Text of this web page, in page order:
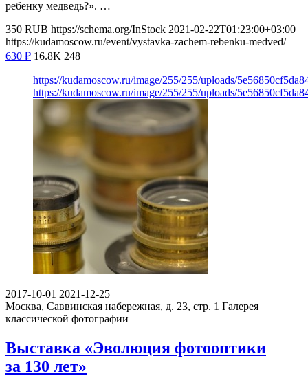
ребенку медведь?». …
350 RUB https://schema.org/InStock 2021-02-22T01:23:00+03:00
https://kudamoscow.ru/event/vystavka-zachem-rebenku-medved/
630 ₽ 16.8K 248
https://kudamoscow.ru/image/255/255/uploads/
https://kudamoscow.ru/image/255/255/uploads/
2017-10-01 2021-12-25
Москва, Саввинская набережная, д. 23, стр. 1 Галерея
классической фотографии
Выставка «Эволюция фотооптики
за 130 лет»